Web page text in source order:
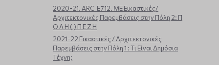
2020-21. ARC_E712. ΜΕ Εικαστικές/
Αρχιτεκτονικές Παρεμβάσεις στην Πόλη 2: Π
Ο Λ Η (,) Π Ε Ζ Η
2021-22 Εικαστικές / Αρχιτεκτονικές
Παρεμβάσεις στην Πόλη 1 : Τι Είναι Δημόσια
Τέχνη;